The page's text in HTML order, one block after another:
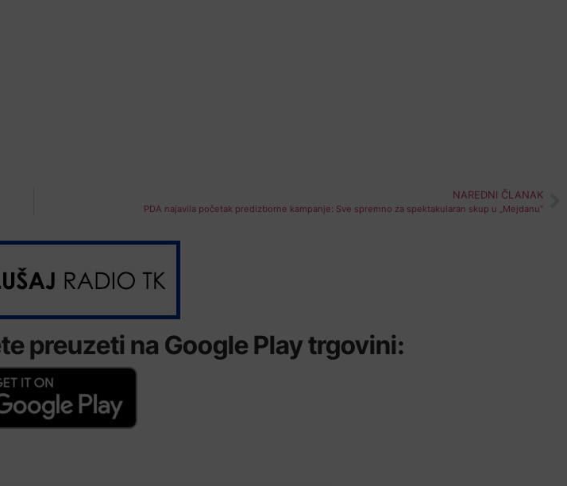
NAREDNI ČLANAK
PDA najavila početak predizborne kampanje: Sve spremno za spektakularan skup u „Mejdanu“
preuzeti na Google Play trgovini: